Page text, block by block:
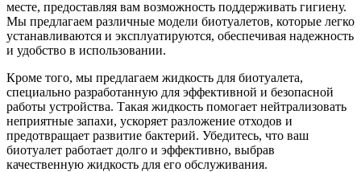
месте, предоставляя вам возможность поддерживать гигиену.
Мы предлагаем различные модели биотуалетов, которые легко
устанавливаются и эксплуатируются, обеспечивая надежность
и удобство в использовании.
Кроме того, мы предлагаем жидкость для биотуалета,
специально разработанную для эффективной и безопасной
работы устройства. Такая жидкость помогает нейтрализовать
неприятные запахи, ускоряет разложение отходов и
предотвращает развитие бактерий. Убедитесь, что ваш
биотуалет работает долго и эффективно, выбрав
качественную жидкость для его обслуживания.